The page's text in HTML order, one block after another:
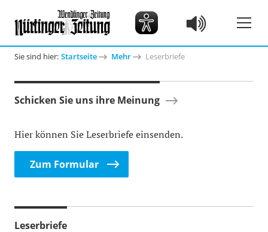
Sie sind hier: Startseite Mehr Leserbriefe
Schicken Sie uns ihre Meinung
Hier können Sie Leserbriefe einsenden.
Zum Formular
Leserbriefe